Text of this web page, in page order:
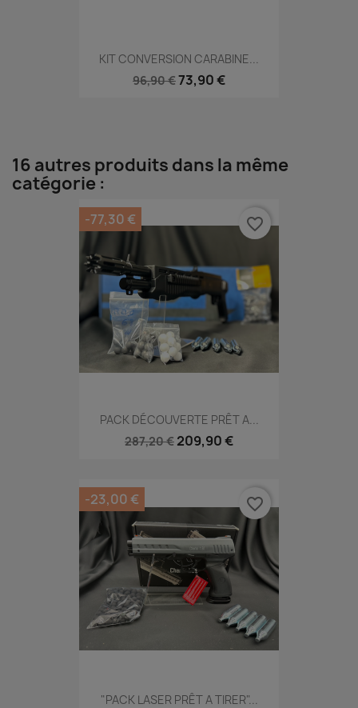
KIT CONVERSION CARABINE...
96,90 €73,90 €
16 autres produits dans la même
catégorie :
PACK DÉCOUVERTE PRÊT A...
287,20 € 209,90 €
-77,30 € favorite_border
"PACK LASER PRÊT A TIRER"...
-23,00 € favorite_border